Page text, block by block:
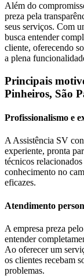
Além do
preza pela
seus serviços. Com
busca entender
cliente, oferecendo
a plena
Principais
Pinheiros, São
Profissionalismo e
A Assistência SV
experiente, pronta
técnicos
conhecimento no
eficazes.
Atendimento
A empresa preza
entender
Ao oferecer um
os clientes recebam
problemas.